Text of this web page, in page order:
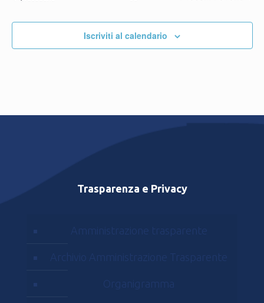
Iscriviti al calendario
Trasparenza e Privacy
Amministrazione trasparente
Archivio Amministrazione Trasparente
Organigramma